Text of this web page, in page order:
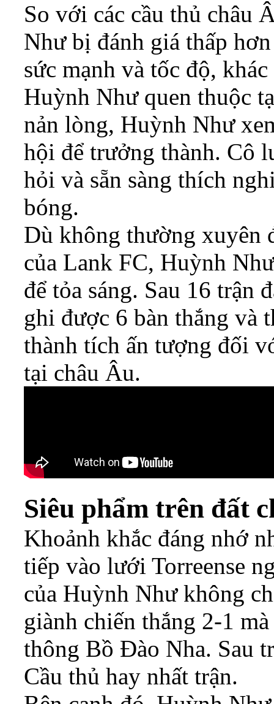
So với các cầu thủ châu
Như bị đánh giá thấp
sức mạnh và tốc độ,
Huỳnh Như quen thuộc
nản lòng, Huỳnh Như
hội để trưởng thành. Cô
hỏi và sẵn sàng thích
bóng.
Dù không thường xuyên
của Lank FC, Huỳnh
để tỏa sáng. Sau 16 trận
ghi được 6 bàn thắng và
thành tích ấn tượng đối
tại châu Âu.
Siêu phẩm trên đất
Khoảnh khắc đáng nhớ
tiếp vào lưới Torreense
của Huỳnh Như không
giành chiến thắng 2-1
thông Bồ Đào Nha. Sau
Cầu thủ hay nhất trận.